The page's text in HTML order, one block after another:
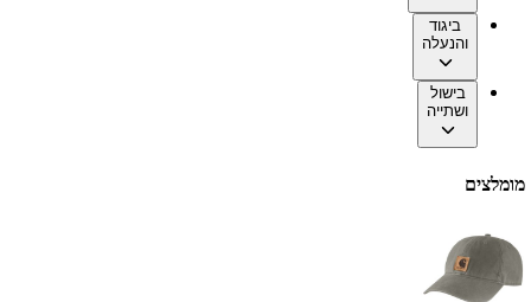
ביגוד
והנעלה
בישול
ושתייה
מומלצים